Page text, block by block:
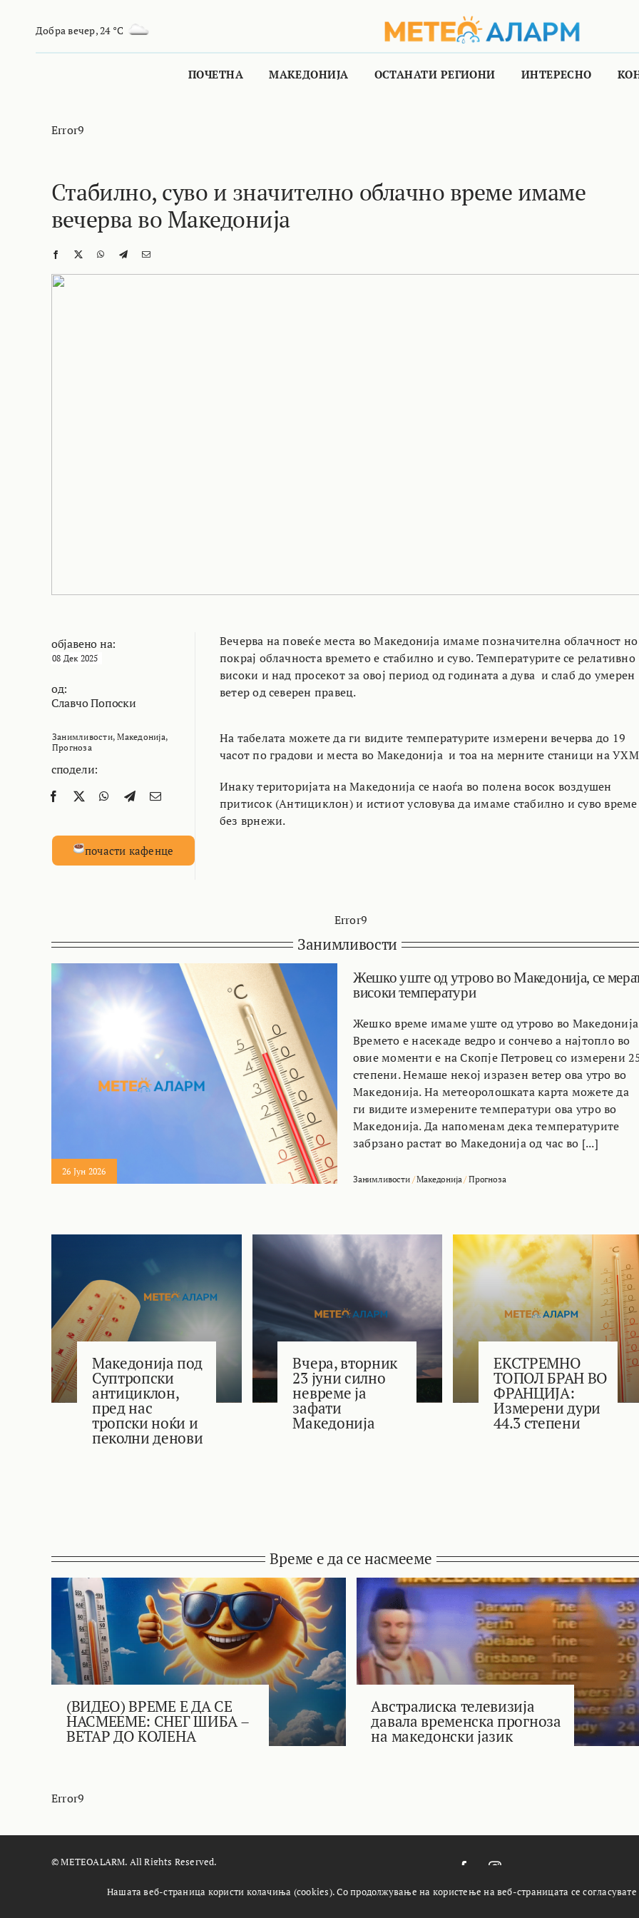
Добра вечер,24 °C
ПОЧЕТНА МАКЕДОНИЈА ОСТАНАТИ РЕГИОНИ ИНТЕРЕСНО
Error9
Стабилно, суво и значително облачно време имаме
вечерва во Македонија
објавено на:
08 Дек 2025
од:
Славчо Попоски
Занимливости,Македонија,
Прогноза
сподели:
почасти кафенце
Вечерва на повеќе места во Македонија имаме позначителна облачност
покрај облачноста времето е стабилно и суво. Температурите се релативно
високи и над просекот за овој период од годината а дува и слаб до умерен
ветер од северен правец.
На табелата можете да ги видите температурите измерени вечерва до 19
часот по градови и места во Македонија и тоа на мерните станици на
Инаку територијата на Македонија се наоѓа во полена восок воздушен
притисок (Антициклон) и истиот условува да имаме стабилно и суво време
без врнежи.
Error9
Занимливости
26 Јун 2026
Жешко уште од утрово во Македонија, се
високи температури
Жешко време имаме уште од утрово во
Времето е насекаде ведро и сончево а најтопло во
овие моменти е на Скопје Петровец со измерени
степени. Немаше некој изразен ветер ова утро во
Македонија. На метеоролошката карта можете да
ги видите измерените температури ова утро во
Македонија. Да напоменам дека температурите
забрзано растат во Македонија од час во [...]
Занимливости/Македонија /Прогноза
Македонија под
Суптропски
антициклон,
пред нас
тропски ноќи и
пеколни денови
Вчера, вторник
23 јуни силно
невреме ја
зафати
Македонија
ЕКСТРЕМНО
ТОПОЛ БРАН ВО
ФРАНЦИЈА:
Измерени дури
44.3 степени
Време е да се насмееме
(ВИДЕО) ВРЕМЕ Е ДА СЕ
НАСМЕЕМЕ: СНЕГ ШИБА –
ВЕТАР ДО КОЛЕНА
Австралиска телевизија
давала временска прогноза
на македонски јазик
Error9
© METEOALARM. All Rights Reserved.
Нашата веб-страница користи колачиња (cookies). Со продолжување на користење на веб-страницата се